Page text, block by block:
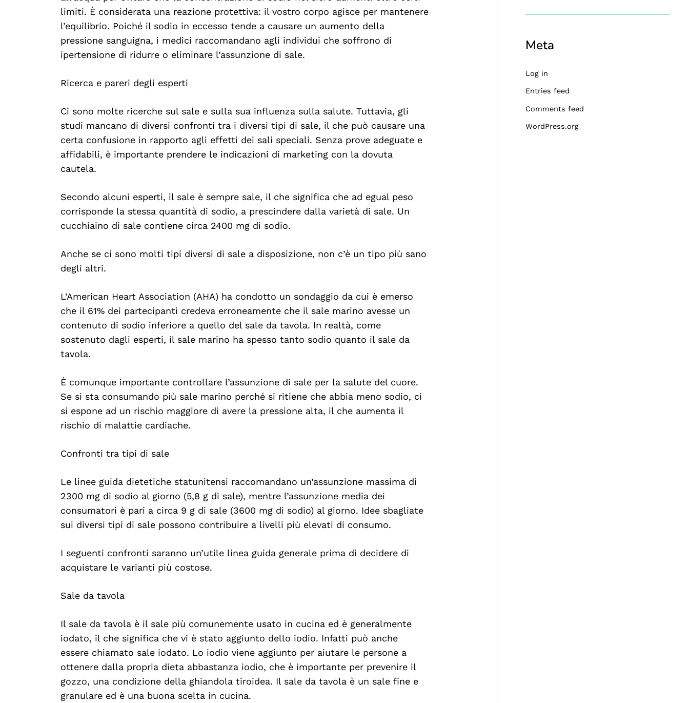
limiti. È considerata una reazione protettiva: il vostro corpo agisce per mantenere
l’equilibrio. Poiché il sodio in eccesso tende a causare un aumento della
pressione sanguigna, i medici raccomandano agli individui che soffrono di
ipertensione di ridurre o eliminare l’assunzione di sale.
Ricerca e pareri degli esperti
Ci sono molte ricerche sul sale e sulla sua influenza sulla salute. Tuttavia, gli
studi mancano di diversi confronti tra i diversi tipi di sale, il che può causare una
certa confusione in rapporto agli effetti dei sali speciali. Senza prove adeguate e
affidabili, è importante prendere le indicazioni di marketing con la dovuta
cautela.
Secondo alcuni esperti, il sale è sempre sale, il che significa che ad egual peso
corrisponde la stessa quantità di sodio, a prescindere dalla varietà di sale. Un
cucchiaino di sale contiene circa 2400 mg di sodio.
Anche se ci sono molti tipi diversi di sale a disposizione, non c’è un tipo più sano
degli altri.
L’American Heart Association (AHA) ha condotto un sondaggio da cui è emerso
che il 61% dei partecipanti credeva erroneamente che il sale marino avesse un
contenuto di sodio inferiore a quello del sale da tavola. In realtà, come
sostenuto dagli esperti, il sale marino ha spesso tanto sodio quanto il sale da
tavola.
È comunque importante controllare l’assunzione di sale per la salute del cuore.
Se si sta consumando più sale marino perché si ritiene che abbia meno sodio, ci
si espone ad un rischio maggiore di avere la pressione alta, il che aumenta il
rischio di malattie cardiache.
Confronti tra tipi di sale
Le linee guida dietetiche statunitensi raccomandano un’assunzione massima di
2300 mg di sodio al giorno (5,8 g di sale), mentre l’assunzione media dei
consumatori è pari a circa 9 g di sale (3600 mg di sodio) al giorno. Idee sbagliate
sui diversi tipi di sale possono contribuire a livelli più elevati di consumo.
I seguenti confronti saranno un’utile linea guida generale prima di decidere di
acquistare le varianti più costose.
Sale da tavola
Il sale da tavola è il sale più comunemente usato in cucina ed è generalmente
iodato, il che significa che vi è stato aggiunto dello iodio. Infatti può anche
essere chiamato sale iodato. Lo iodio viene aggiunto per aiutare le persone a
ottenere dalla propria dieta abbastanza iodio, che è importante per prevenire il
gozzo, una condizione della ghiandola tiroidea. Il sale da tavola è un sale fine e
granulare ed è una buona scelta in cucina.
Meta
Log in
Entries feed
Comments feed
WordPress.org
Search
For: